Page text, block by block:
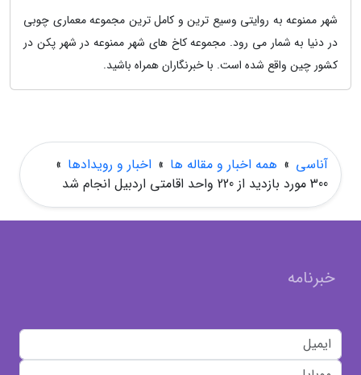
شهر ممنوعه به روایتی وسیع ترین و کامل ترین مجموعه معماری چوبی
در دنیا به شمار می رود. مجموعه کاخ های شهر ممنوعه در شهر پکن در
کشور چین واقع شده است. با خبرنگاران همراه باشید.
آناسی » همه اخبار و مقاله ها » اخبار و رویدادها »
300 مورد بازدید از 220 واحد اقامتی اردبیل انجام شد
خبرنامه